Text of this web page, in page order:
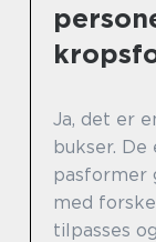
Ja, det er
bukser.
pasformer
med
tilpasses